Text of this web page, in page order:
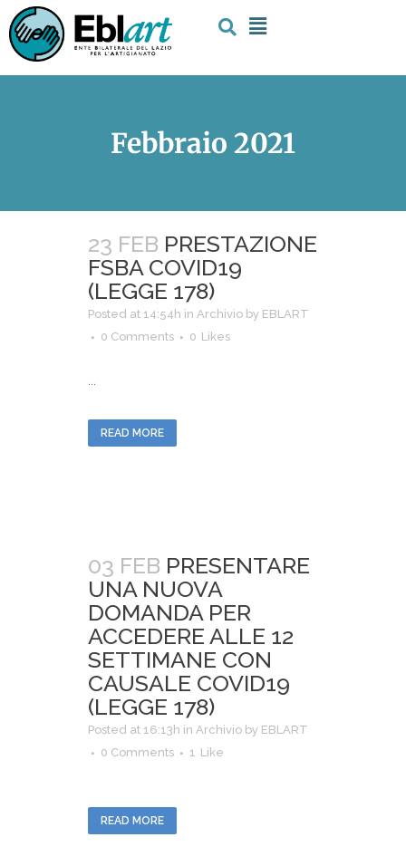
Febbraio 2021
23 FEB PRESTAZIONE
FSBA COVID19
(LEGGE 178)
Posted at 14:54h in Archivio by EBLART
0 Comments
0 Likes
...
READ MORE
03 FEB PRESENTARE
UNA NUOVA
DOMANDA PER
ACCEDERE ALLE 12
SETTIMANE CON
CAUSALE COVID19
(LEGGE 178)
Posted at 16:13h in Archivio by EBLART
0 Comments
1 Like
READ MORE